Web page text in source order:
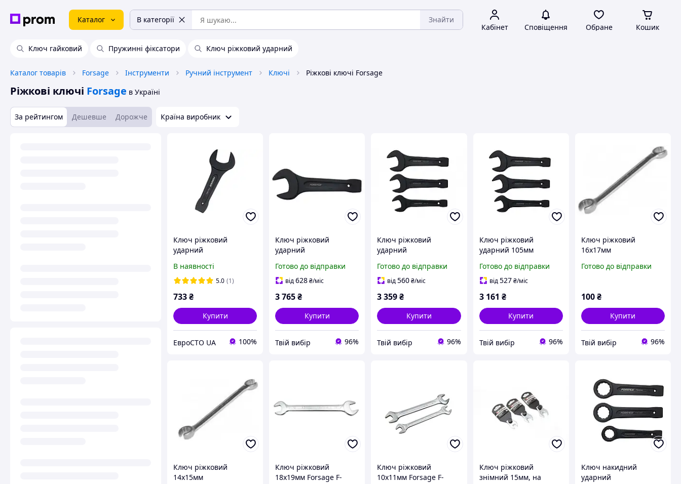
Каталог В категорії Знайти
Кабінет Сповіщення Обране Кошик
Ключ гайковий Пружинні фіксатори Ключ ріжковий ударний
Каталог товарів Forsage Інструменти Ручний інструмент Ключі Ріжкові ключі Forsage
Ріжкові ключі Forsage в Україні
За рейтингом Дешевше Дорожче Країна виробник
Ключ ріжковий
ударний
(L-270 мм) Forsage F-
79150
В наявності
5.0 (1)
733₴
Купити
ЕвроСТО UA 100%
Ключ ріжковий
ударний
(L-460мм)
Готово до відправки
від628₴/міс
3 765₴
Купити
Твій вибір 96%
Ключ ріжковий
ударний
(L-460мм)
Готово до відправки
від560₴/міс
3 359₴
Купити
Твій вибір 96%
Ключ ріжковий
ударний 105мм
Готово до відправки
від527 ₴/міс
3 161 ₴
Купити
Твій вибір 96%
Ключ ріжковий
16х17мм
Готово до відправки
100₴
Купити
Твій вибір 96%
Ключ ріжковий
14х15мм
Ключ ріжковий
18х19мм Forsage F-
Ключ ріжковий
10х11мм Forsage F-
Ключ ріжковий
знімний 15мм, на
Ключ накидний
ударний